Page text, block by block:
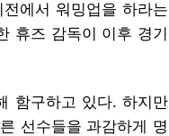
에서 워밍업을 하라는
휴즈 감독이 이후 경기
함구하고 있다. 하지만
선수들을 과감하게 명